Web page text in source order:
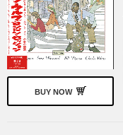
BUY NOW